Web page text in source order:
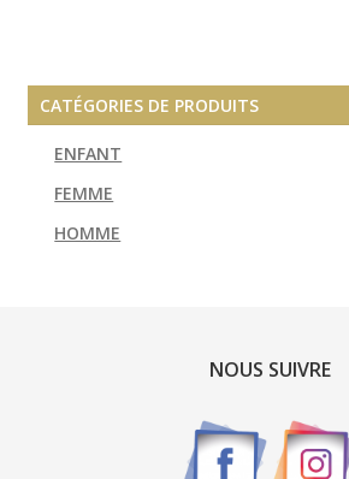
CATÉGORIES DE PRODUITS
ENFANT
FEMME
HOMME
NOUS SUIVRE